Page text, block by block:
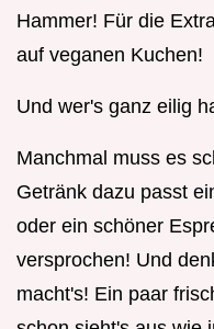
Hammer! Für die
auf veganen Kuchen!
Und wer's ganz eilig
Manchmal muss es
Getränk dazu passt
oder ein schöner
versprochen! Und
macht's! Ein paar